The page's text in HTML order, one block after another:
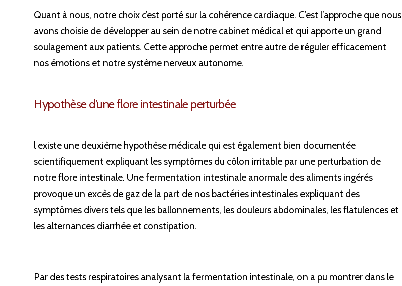
Quant à nous, notre choix c’est porté sur la cohérence cardiaque. C’est l’approche que nous
avons choisie de développer au sein de notre cabinet médical et qui apporte un grand
soulagement aux patients. Cette approche permet entre autre de réguler efficacement
nos émotions et notre système nerveux autonome.
Hypothèse d’une flore intestinale perturbée
l existe une deuxième hypothèse médicale qui est également bien documentée
scientifiquement expliquant les symptômes du côlon irritable par une perturbation de
notre flore intestinale. Une fermentation intestinale anormale des aliments ingérés
provoque un excès de gaz de la part de nos bactéries intestinales expliquant des
symptômes divers tels que les ballonnements, les douleurs abdominales, les flatulences et
les alternances diarrhée et constipation.
Par des tests respiratoires analysant la fermentation intestinale, on a pu montrer dans le